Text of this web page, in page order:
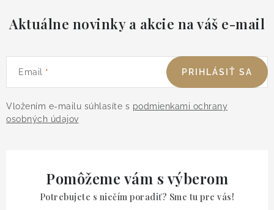
Aktuálne novinky a akcie na váš e-mail
Email
Vložením e-mailu súhlasíte s podmienkami ochrany
osobných údajov
PRIHLÁSIŤ SA
Pomôžeme vám s výberom
Potrebujete s niečím poradiť? Sme tu pre vás!